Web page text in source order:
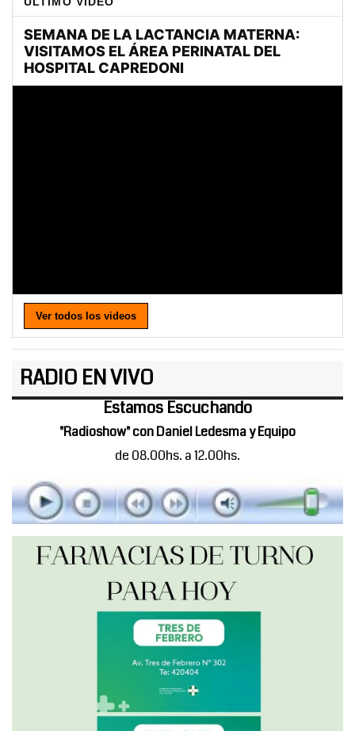
Ver todos los videos
RADIO EN VIVO
Estamos Escuchando
"Radioshow" con Daniel Ledesma y Equipo
de 08.00hs. a 12.00hs.